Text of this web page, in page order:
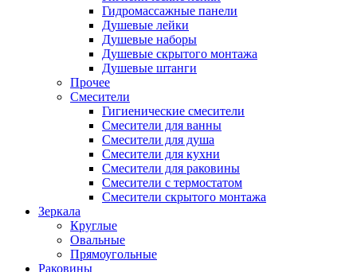
Гидромассажные панели
Душевые лейки
Душевые наборы
Душевые скрытого монтажа
Душевые штанги
Прочее
Смесители
Гигиенические смесители
Смесители для ванны
Смесители для душа
Смесители для кухни
Смесители для раковины
Смесители с термостатом
Смесители скрытого монтажа
Зеркала
Круглые
Овальные
Прямоугольные
Раковины